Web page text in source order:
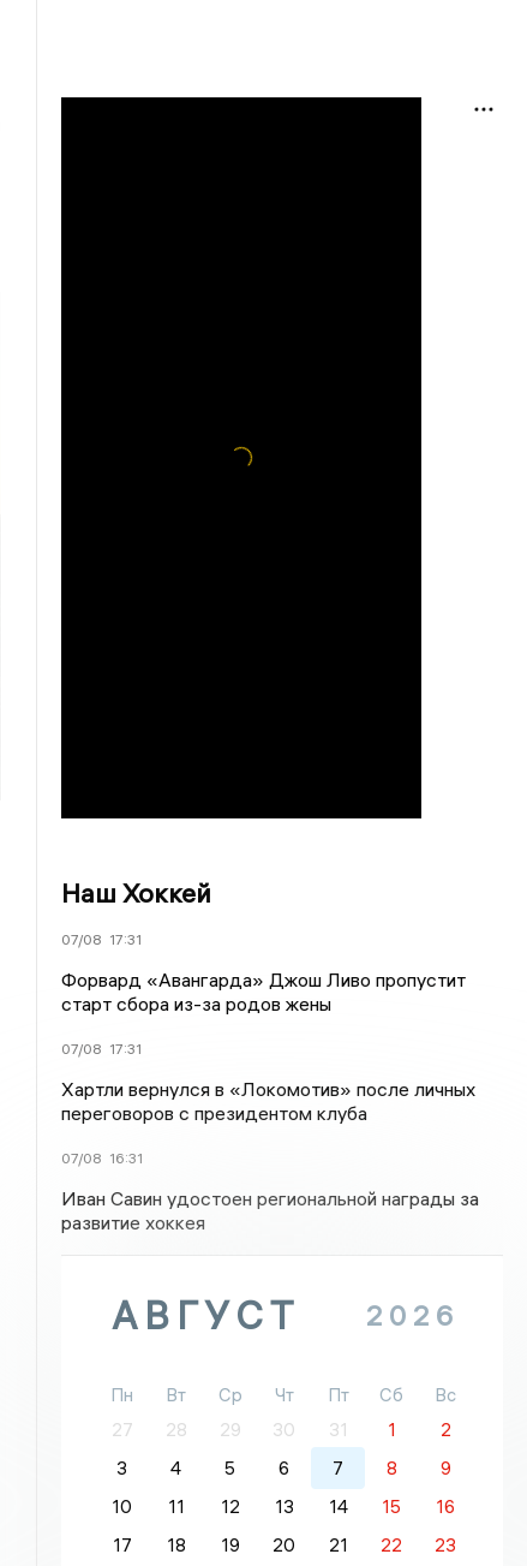
Наш Хоккей
07/08 17:31
Форвард «Авангарда» Джош Ливо пропустит
старт сбора из-за родов жены
07/08 17:31
Хартли вернулся в «Локомотив» после личных
переговоров с президентом клуба
07/08 16:31
Иван Савин удостоен региональной награды за
развитие хоккея
АВГУСТ 2026
Пн Вт Ср Чт Пт Сб
Вс
27
28 29 30 31 1
2
3
4 5 6 7 8
9
10
11 12 13 14 15
16
17
18 19 20 21 22
23